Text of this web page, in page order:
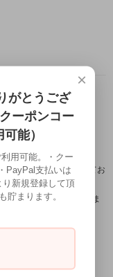
か？
フルハンドメイドのた
～のお時間をいただいてお
ールにてご案内いたしま
いですか？
。
×
がとうござ
ーポンコー
能）
用可能。・クー
PayPal支払いは
新規登録して頂
貯まります。